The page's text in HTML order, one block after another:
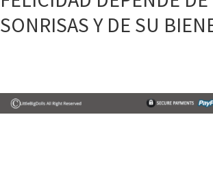
SONRISAS Y DE SU
Primary
Sidebar